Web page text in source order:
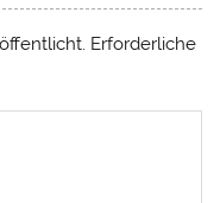
Erforderliche